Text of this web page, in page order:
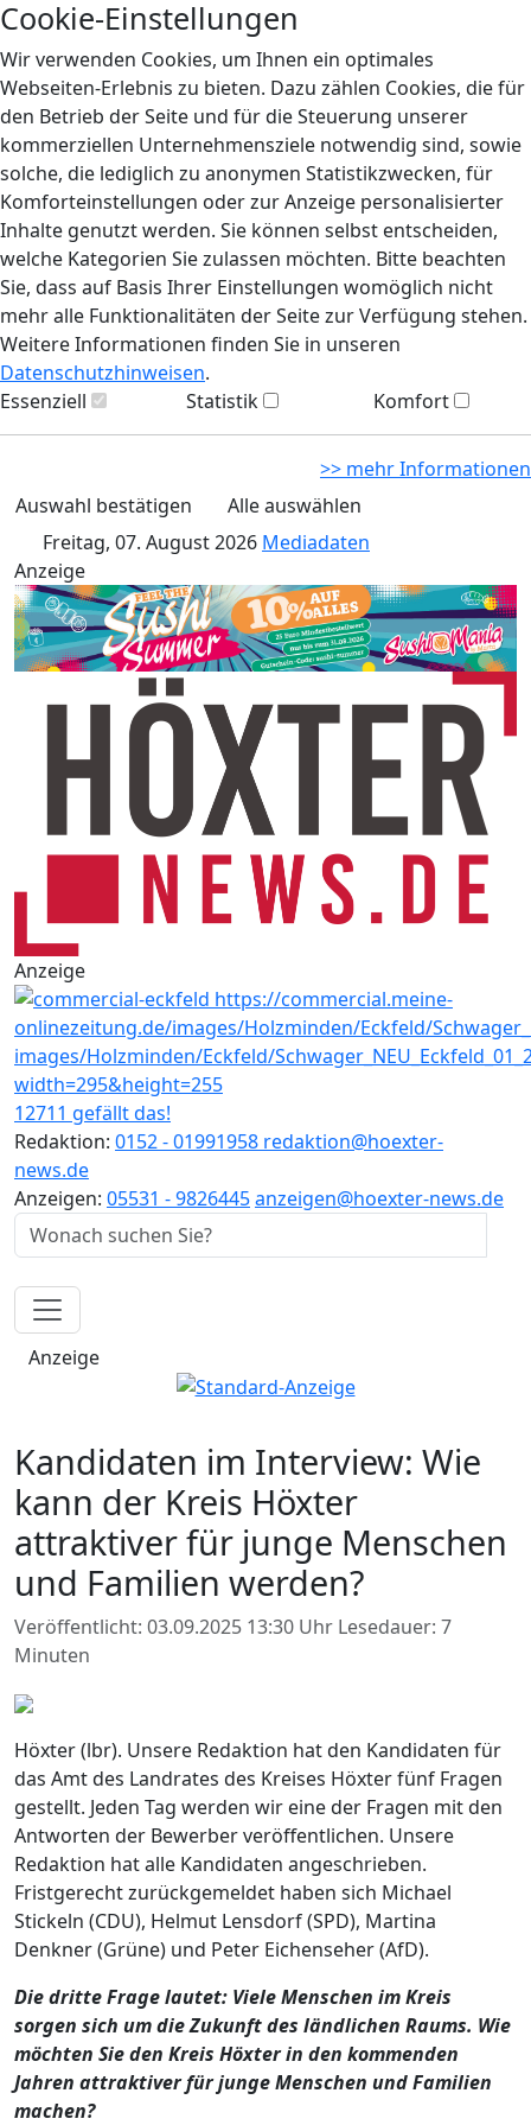
Cookie-Einstellungen
Wir verwenden Cookies, um Ihnen ein optimales
Webseiten-Erlebnis zu bieten. Dazu zählen Cookies, die für
den Betrieb der Seite und für die Steuerung unserer
kommerziellen Unternehmensziele notwendig sind, sowie
solche, die lediglich zu anonymen Statistikzwecken, für
Komforteinstellungen oder zur Anzeige personalisierter
Inhalte genutzt werden. Sie können selbst entscheiden,
welche Kategorien Sie zulassen möchten. Bitte beachten
Sie, dass auf Basis Ihrer Einstellungen womöglich nicht
mehr alle Funktionalitäten der Seite zur Verfügung stehen.
Weitere Informationen finden Sie in unseren
Datenschutzhinweisen.
Essenziell
Statistik Komfort
>> mehr Informationen
Auswahl bestätigen
Alle auswählen
Freitag, 07. August 2026 Mediadaten
Anzeige
Anzeige
12711 gefällt das!
Redaktion: 0152 - 01991958 redaktion@hoexter-
news.de
Anzeigen: 05531 - 9826445anzeigen@hoexter-news.de
Anzeige
Kandidaten im Interview: Wie
kann der Kreis Höxter
attraktiver für junge Menschen
und Familien werden?
Veröffentlicht: 03.09.2025 13:30 Uhr Lesedauer: 7
Minuten
Höxter (lbr). Unsere Redaktion hat den Kandidaten für
das Amt des Landrates des Kreises Höxter fünf Fragen
gestellt. Jeden Tag werden wir eine der Fragen mit den
Antworten der Bewerber veröffentlichen. Unsere
Redaktion hat alle Kandidaten angeschrieben.
Fristgerecht zurückgemeldet haben sich Michael
Stickeln (CDU), Helmut Lensdorf (SPD), Martina
Denkner (Grüne) und Peter Eichenseher (AfD).
Die dritte Frage lautet: Viele Menschen im Kreis
sorgen sich um die Zukunft des ländlichen Raums. Wie
möchten Sie den Kreis Höxter in den kommenden
Jahren attraktiver für junge Menschen und Familien
machen?